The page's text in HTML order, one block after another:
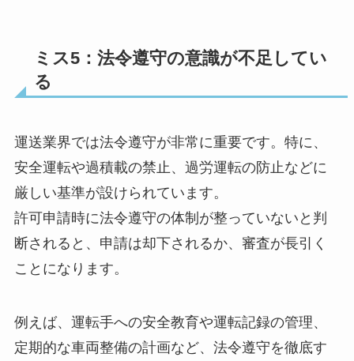
ミス5：法令遵守の意識が不足してい
る
運送業界では法令遵守が非常に重要です。特に、
安全運転や過積載の禁止、過労運転の防止などに
厳しい基準が設けられています。
許可申請時に法令遵守の体制が整っていないと判
断されると、申請は却下されるか、審査が長引く
ことになります。
例えば、運転手への安全教育や運転記録の管理、
定期的な車両整備の計画など、法令遵守を徹底す